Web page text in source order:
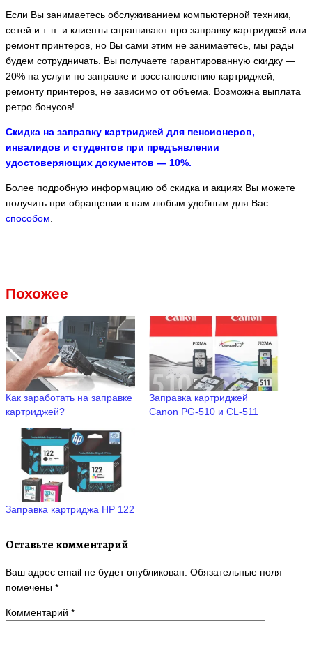
Если Вы занимаетесь обслуживанием компьютерной техники,
сетей и т. п. и клиенты спрашивают про заправку картриджей или
ремонт принтеров, но Вы сами этим не занимаетесь, мы рады
будем сотрудничать. Вы получаете гарантированную скидку —
20% на услуги по заправке и восстановлению картриджей,
ремонту принтеров, не зависимо от объема. Возможна выплата
ретро бонусов!
Скидка на заправку картриджей для пенсионеров,
инвалидов и студентов при предъявлении
удостоверяющих документов — 10%.
Более подробную информацию об скидка и акциях Вы можете
получить при обращении к нам любым удобным для Вас
способом.
Похожее
Как заработать на заправке
картриджей?
Заправка картриджей
Canon PG-510 и CL-511
Заправка картриджа HP 122
Оставьте комментарий
Ваш адрес email не будет опубликован. Обязательные поля
помечены *
Комментарий *